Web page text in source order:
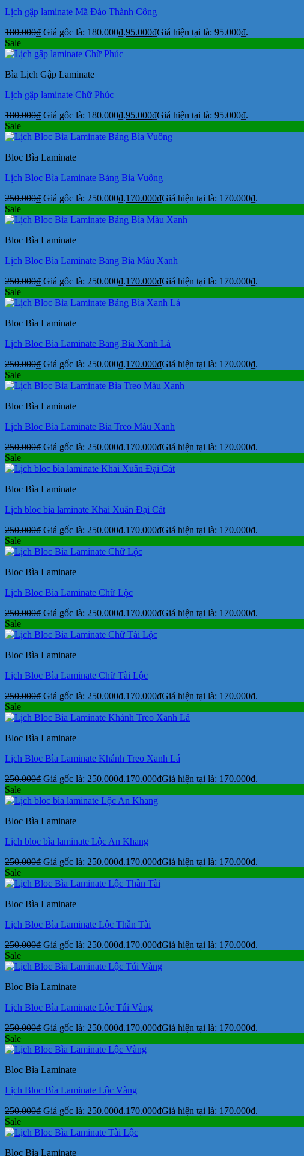
Lịch gập laminate Mã Đáo Thành Công
180.000₫ Giá gốc là: 180.000₫.95.000₫Giá hiện tại là: 95.000₫.
Sale
Bìa Lịch Gập Laminate
Lịch gập laminate Chữ Phúc
180.000₫ Giá gốc là: 180.000₫.95.000₫Giá hiện tại là: 95.000₫.
Sale
Bloc Bìa Laminate
Lịch Bloc Bìa Laminate Bảng Bìa Vuông
250.000₫ Giá gốc là: 250.000₫.170.000₫Giá hiện tại là: 170.000₫.
Sale
Bloc Bìa Laminate
Lịch Bloc Bìa Laminate Bảng Bìa Màu Xanh
250.000₫ Giá gốc là: 250.000₫.170.000₫Giá hiện tại là: 170.000₫.
Sale
Bloc Bìa Laminate
Lịch Bloc Bìa Laminate Bảng Bìa Xanh Lá
250.000₫ Giá gốc là: 250.000₫.170.000₫Giá hiện tại là: 170.000₫.
Sale
Bloc Bìa Laminate
Lịch Bloc Bìa Laminate Bìa Treo Màu Xanh
250.000₫ Giá gốc là: 250.000₫.170.000₫Giá hiện tại là: 170.000₫.
Sale
Bloc Bìa Laminate
Lịch bloc bìa laminate Khai Xuân Đại Cát
250.000₫ Giá gốc là: 250.000₫.170.000₫Giá hiện tại là: 170.000₫.
Sale
Bloc Bìa Laminate
Lịch Bloc Bìa Laminate Chữ Lộc
250.000₫ Giá gốc là: 250.000₫.170.000₫Giá hiện tại là: 170.000₫.
Sale
Bloc Bìa Laminate
Lịch Bloc Bìa Laminate Chữ Tài Lộc
250.000₫ Giá gốc là: 250.000₫.170.000₫Giá hiện tại là: 170.000₫.
Sale
Bloc Bìa Laminate
Lịch Bloc Bìa Laminate Khánh Treo Xanh Lá
250.000₫ Giá gốc là: 250.000₫.170.000₫Giá hiện tại là: 170.000₫.
Sale
Bloc Bìa Laminate
Lịch bloc bìa laminate Lộc An Khang
250.000₫ Giá gốc là: 250.000₫.170.000₫Giá hiện tại là: 170.000₫.
Sale
Bloc Bìa Laminate
Lịch Bloc Bìa Laminate Lộc Thần Tài
250.000₫ Giá gốc là: 250.000₫.170.000₫Giá hiện tại là: 170.000₫.
Sale
Bloc Bìa Laminate
Lịch Bloc Bìa Laminate Lộc Túi Vàng
250.000₫ Giá gốc là: 250.000₫.170.000₫Giá hiện tại là: 170.000₫.
Sale
Bloc Bìa Laminate
Lịch Bloc Bìa Laminate Lộc Vàng
250.000₫ Giá gốc là: 250.000₫.170.000₫Giá hiện tại là: 170.000₫.
Sale
Bloc Bìa Laminate